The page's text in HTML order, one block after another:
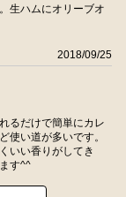
生ハムにオリーブオ
2018/09/25
るだけで簡単にカレ
使い道が多いです。
いい香りがしてき
す^^